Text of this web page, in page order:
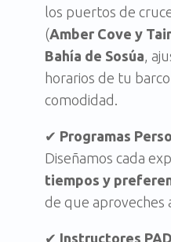
los puertos de
(Amber Cove y
Bahía de Sosúa ,
horarios de tu
comodidad.
✔ Programas
Diseñamos cada
tiempos y
de que aproveches
✔ Instructores